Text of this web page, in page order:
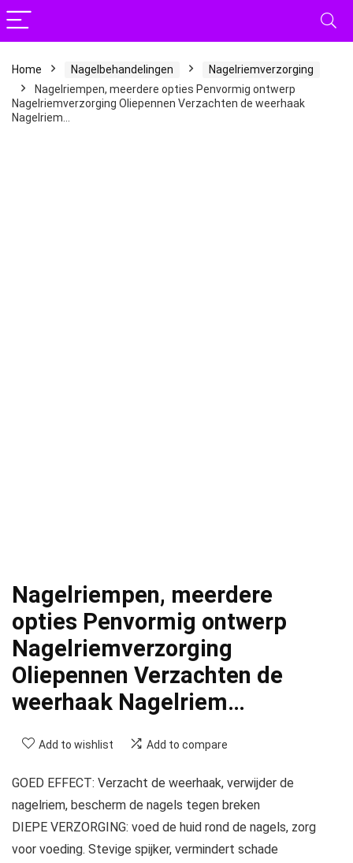
Home Nagelbehandelingen
Nagelriemverzorging
Nagelriempen, meerdere opties Penvormig ontwerp
Nagelriemverzorging Oliepennen Verzachten de weerhaak
Nagelriem…
Nagelriempen, meerdere
opties Penvormig ontwerp
Nagelriemverzorging
Oliepennen Verzachten de
weerhaak Nagelriem…
Add to wishlist Add to compare
GOED EFFECT: Verzacht de weerhaak, verwijder de
nagelriem, bescherm de nagels tegen breken
DIEPE VERZORGING: voed de huid rond de nagels, zorg
voor voeding. Stevige spijker, vermindert schade